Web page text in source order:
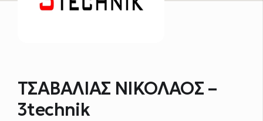
ΤΣΑΒΑΛΙΑΣ ΝΙΚΟΛΑΟΣ –
3technik